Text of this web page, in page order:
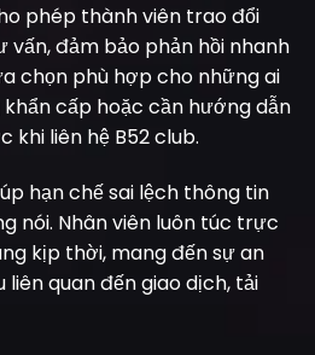
phép thành viên trao đổi
đảm bảo phản hồi nhanh
chọn phù hợp cho những ai
cấp hoặc cần hướng dẫn
liên hệ B52 club.
hạn chế sai lệch thông tin
nói. Nhân viên luôn túc trực
kịp thời, mang đến sự an
quan đến giao dịch, tải